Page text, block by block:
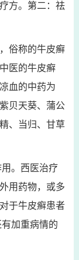
方。第二：祛
俗称的牛皮癣
医的牛皮癣
血的中药为
贝天葵、蒲公
、当归、甘草
。西医治疗
用药物，或多
于牛皮癣患者
加重病情的